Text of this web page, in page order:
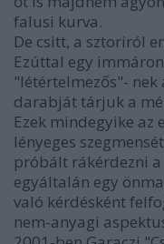
falusi kurva.
De csitt, a sztoriról
Ezúttal egy
"létértelmezős"-
darabját tárjuk a
Ezek mindegyike az
lényeges
próbált rákérdezni
egyáltalán egy
való kérdésként
nem-anyagi